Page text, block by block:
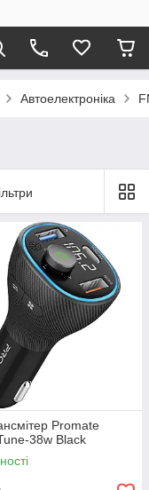
Автоелектроніка
Promate
38w Black